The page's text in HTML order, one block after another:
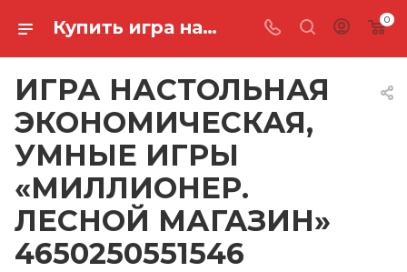
Купить игра настольная экономическая, умные игры «миллионер. лесной магазин» 4650250551546 в Ростове-на-Дону 0
ИГРА НАСТОЛЬНАЯ
ЭКОНОМИЧЕСКАЯ,
УМНЫЕ ИГРЫ
«МИЛЛИОНЕР.
ЛЕСНОЙ МАГАЗИН»
4650250551546